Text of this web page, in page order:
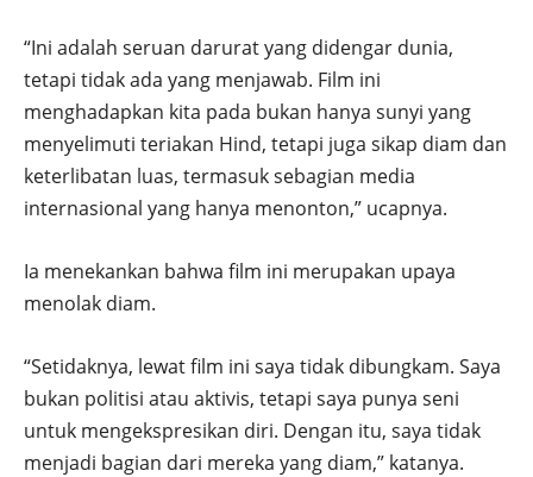
“Ini adalah seruan darurat yang didengar dunia,
tetapi tidak ada yang menjawab. Film ini
menghadapkan kita pada bukan hanya sunyi yang
menyelimuti teriakan Hind, tetapi juga sikap diam dan
keterlibatan luas, termasuk sebagian media
internasional yang hanya menonton,” ucapnya.
Ia menekankan bahwa film ini merupakan upaya
menolak diam.
“Setidaknya, lewat film ini saya tidak dibungkam. Saya
bukan politisi atau aktivis, tetapi saya punya seni
untuk mengekspresikan diri. Dengan itu, saya tidak
menjadi bagian dari mereka yang diam,” katanya.